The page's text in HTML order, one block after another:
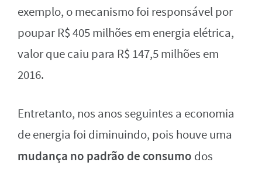
exemplo, o mecanismo foi responsável por
poupar R$ 405 milhões em energia elétrica,
valor que caiu para R$ 147,5 milhões em
2016.
Entretanto, nos anos seguintes a economia
de energia foi diminuindo, pois houve uma
mudança no padrão de consumo dos